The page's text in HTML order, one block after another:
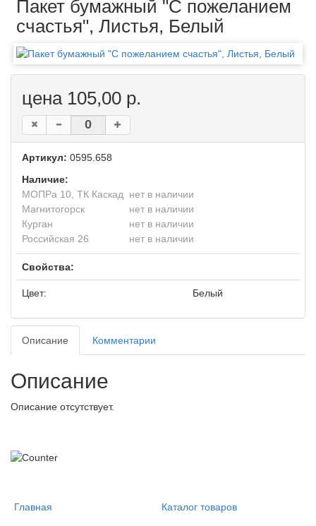
Пакет бумажный "С пожеланием
счастья", Листья, Белый
цена 105,00 р.
Артикул: 0595.658
Наличие:
МОПРа 10, ТК Каскад
нет в наличии
Магнитогорск
нет в наличии
Курган
нет в наличии
Российская 26
нет в наличии
Свойства:
Цвет: Белый
Описание Комментарии
Описание
Описание отсутствует.
Главная Каталог товаров